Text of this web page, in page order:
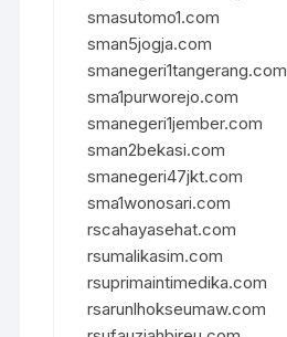
smasutomo1.com
sman5jogja.com
smanegeri1tangerang.com
sma1purworejo.com
smanegeri1jember.com
sman2bekasi.com
smanegeri47jkt.com
sma1wonosari.com
rscahayasehat.com
rsumalikasim.com
rsuprimaintimedika.com
rsarunlhokseumaw.com